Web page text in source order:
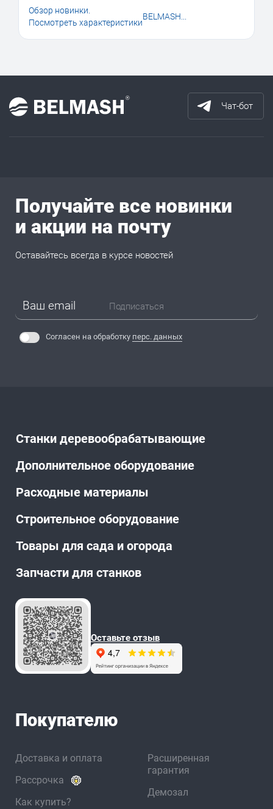
Обзор новинки.
Посмотреть характеристики
BELMASH...
Чат-бот
Станки деревообрабатывающие
Дополнительное оборудование
Расходные материалы
Строительное оборудование
Товары для сада и огорода
Запчасти для станков
Оставьте отзыв
Получайте все новинки
и акции на почту
Оставайтесь всегда в курсе новостей
Подписаться
Согласен на обработку перс. данных
Покупателю
Доставка и оплата
Рассрочка
Как купить?
Расширенная
гарантия
Демозал